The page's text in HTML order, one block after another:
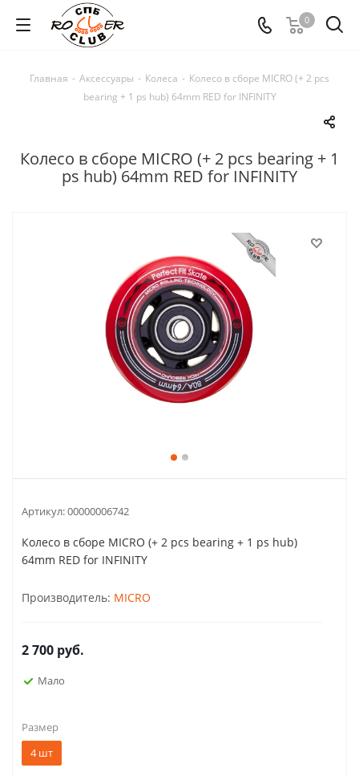
0
Главная - Аксессуары - Колеса - Колесо в сборе MICRO (+ 2 pcs
bearing + 1 ps hub) 64mm RED for INFINITY
Колесо в сборе MICRO (+ 2 pcs bearing + 1
ps hub) 64mm RED for INFINITY
Артикул:00000006742
Колесо в сборе MICRO (+ 2 pcs bearing + 1 ps hub)
64mm RED for INFINITY
Производитель: MICRO
2 700 руб.
Мало
Размер
4 шт